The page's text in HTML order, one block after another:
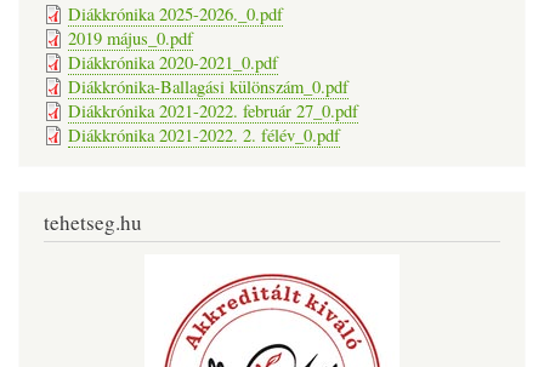
Diákkrónika 2025-2026._0.pdf
2019 május_0.pdf
Diákkrónika 2020-2021_0.pdf
Diákkrónika-Ballagási különszám_0.pdf
Diákkrónika 2021-2022. február 27_0.pdf
Diákkrónika 2021-2022. 2. félév_0.pdf
tehetseg.hu